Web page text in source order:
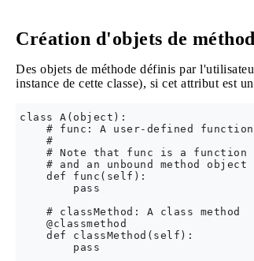
Création d'objets de
Des objets de méthode définis par
instance de cette classe), si cet attribut est
class A(object):
# func: A user-defined
    #
# Note that func is a function
# and an unbound method object
    def func(self):
        pass
    # classMethod: A class method
    @classmethod
    def classMethod(self):
        pass